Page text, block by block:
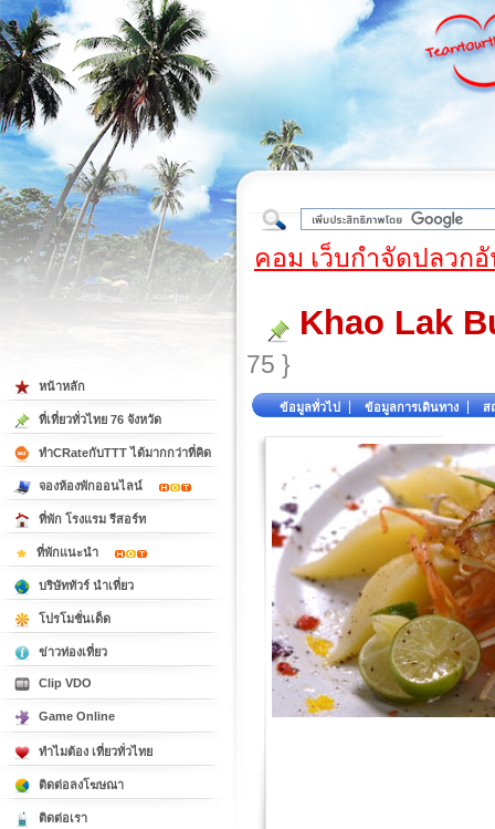
ต้
คอม เว็บกำจัดปลวก
Khao Lak
75 }
ข้อมูลทั่วไป ข้อมูลการเดินทาง ส
หน้าหลัก
ที่เที่ยวทั่วไทย 76 จังหวัด
ทำCRateกับTTT ได้มากกว่าที่คิด
จองห้องพักออนไลน์
ที่พัก โรงแรม รีสอร์ท
ที่พักแนะนำ
บริษัททัวร์ นำเที่ยว
โปรโมชั่นเด็ด
ข่าวท่องเที่ยว
Clip VDO
Game Online
ทำไมต้อง เที่ยวทั่วไทย
ติดต่อลงโฆษณา
ติดต่อเรา